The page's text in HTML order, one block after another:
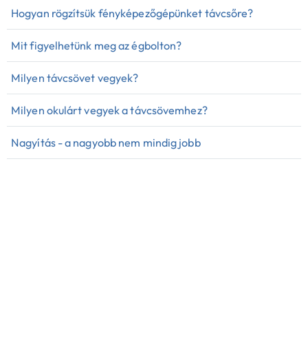
Hogyan rögzítsük fényképezőgépünket távcsőre?
Mit figyelhetünk meg az égbolton?
Milyen távcsövet vegyek?
Milyen okulárt vegyek a távcsövemhez?
Nagyítás - a nagyobb nem mindig jobb